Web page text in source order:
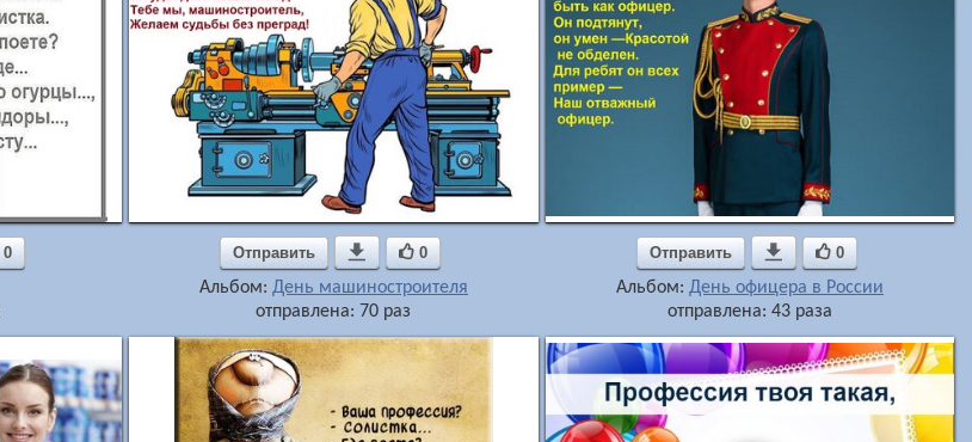
0 Отправить  0
Альбом: День машиностроителя
отправлена: 70 раз
Отправить  0
Альбом: День офицера в России
отправлена: 43 раза